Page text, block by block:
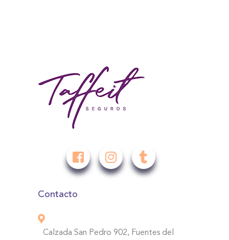
Contacto
Calzada San Pedro 902, Fuentes del